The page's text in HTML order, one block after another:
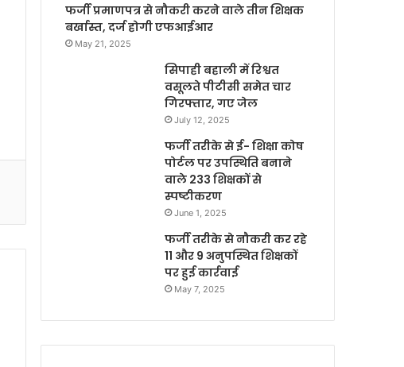
फर्जी प्रमाणपत्र से नौकरी करने वाले तीन शिक्षक
बर्खास्त, दर्ज होगी एफआईआर
May 21, 2025
सिपाही बहाली में रिश्वत
वसूलते पीटीसी समेत चार
गिरफ्तार, गए जेल
July 12, 2025
फर्जी तरीके से ई- शिक्षा कोष
पोर्टल पर उपस्थिति बनाने
वाले 233 शिक्षकों से
स्पष्टीकरण
June 1, 2025
फर्जी तरीके से नौकरी कर रहे
11 और 9 अनुपस्थित शिक्षकों
पर हुई कार्रवाई
May 7, 2025